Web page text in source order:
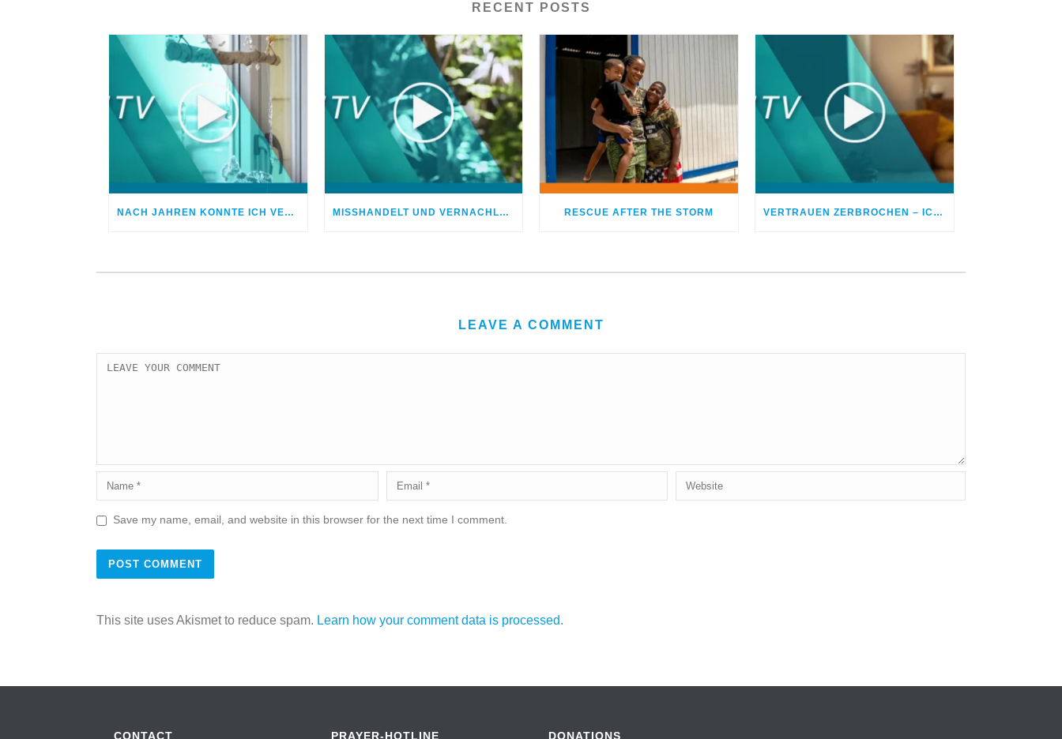
RECENT POSTS
NACH JAHREN KONNTE ICH VERGEBEN MISSHANDELT UND VERNACHLÄSSIGT – DOCH GOTT HEILTE MEINE WUNDEN RESCUE AFTER THE STORM VERTRAUEN ZERBROCHEN – ICH BETROG MEINEN EHEPARTNER
LEAVE A COMMENT
Save my name, email, and website in this browser for the next time I comment.
This site uses Akismet to reduce spam. Learn how your comment data is processed.
CONTACT PRAYER-HOTLINE DONATIONS